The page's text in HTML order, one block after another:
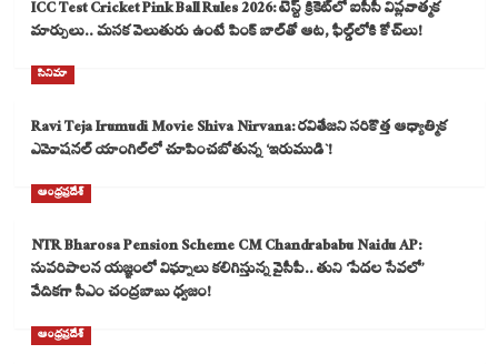
ICC Test Cricket Pink Ball Rules 2026: టెస్ట్ క్రికెట్‌లో ఐసీసీ విప్లవాత్మక
మార్పులు.. మసక వెలుతురు ఉంటే పింక్ బాల్‌తో ఆట, ఫీల్డ్‌లోకి కోచ్‌లు!
సినిమా
Ravi Teja Irumudi Movie Shiva Nirvana: రవితేజని సరికొత్త ఆధ్యాత్మిక
ఎమోషనల్ యాంగిల్‌లో చూపించబోతున్న ‘ఇరుముడి`!
ఆంధ్రప్రదేశ్
NTR Bharosa Pension Scheme CM Chandrababu Naidu AP:
సుపరిపాలన యజ్ఞంలో విఘ్నాలు కలిగిస్తున్న వైసీపీ.. తుని ‘పేదల సేవలో’
వేదికగా సీఎం చంద్రబాబు ధ్వజం!
ఆంధ్రప్రదేశ్